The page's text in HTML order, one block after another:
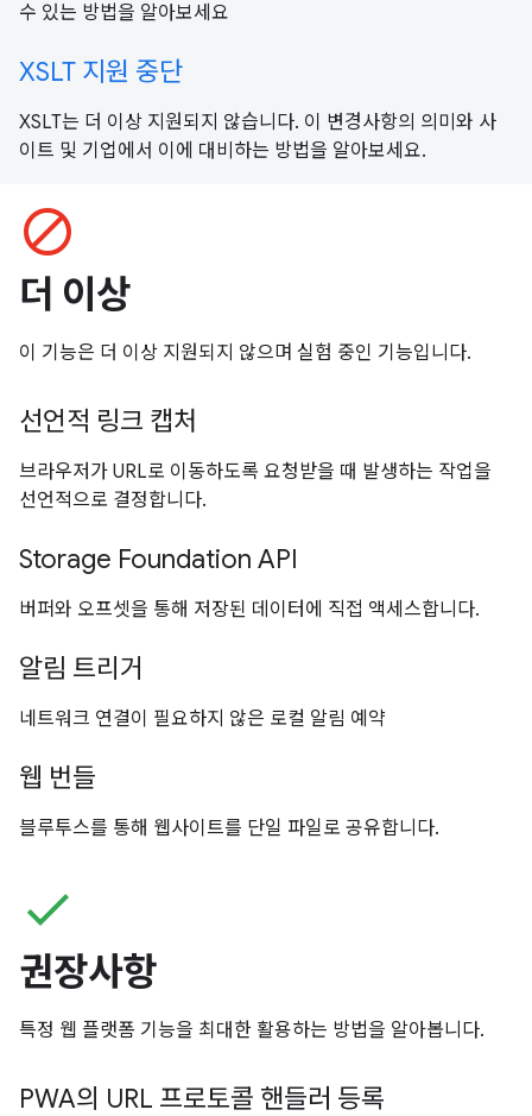
수 있는 방법을 알아보세요
XSLT 지원 중단
XSLT는 더 이상 지원되지 않습니다. 이 변경사항의 의미와 사
이트 및 기업에서 이에 대비하는 방법을 알아보세요.
block
더 이상
이 기능은 더 이상 지원되지 않으며 실험 중인 기능입니다.
선언적 링크 캡처
브라우저가 URL로 이동하도록 요청받을 때 발생하는 작업을
선언적으로 결정합니다.
Storage Foundation API
버퍼와 오프셋을 통해 저장된 데이터에 직접 액세스합니다.
알림 트리거
네트워크 연결이 필요하지 않은 로컬 알림 예약
웹 번들
블루투스를 통해 웹사이트를 단일 파일로 공유합니다.
check
권장사항
특정 웹 플랫폼 기능을 최대한 활용하는 방법을 알아봅니다.
PWA의 URL 프로토콜 핸들러 등록